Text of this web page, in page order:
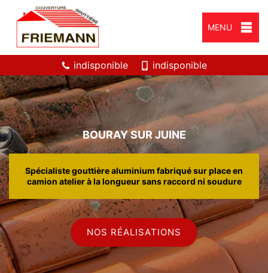
MENU
indisponible indisponible
BOURAY SUR JUINE
Spécialiste gouttière aluminium fabriqué sur place en
camion atelier à la longueur sans raccord ni soudure
NOS RÉALISATIONS